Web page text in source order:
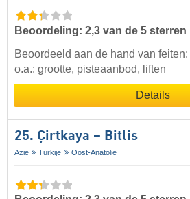
Beoordeling: 2,3 van de 5 sterren
Beoordeeld aan de hand van feiten:
o.a.: grootte, pisteaanbod, liften
Details
25. Çirtkaya – Bitlis
Azië Turkije Oost-Anatolië